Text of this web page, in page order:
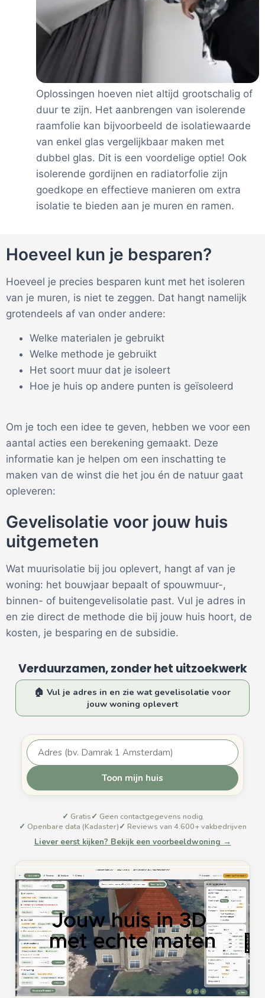
Oplossingen hoeven niet altijd grootschalig of
duur te zijn. Het aanbrengen van isolerende
raamfolie kan bijvoorbeeld de isolatiewaarde
van enkel glas vergelijkbaar maken met
dubbel glas. Dit is een voordelige optie! Ook
isolerende gordijnen en radiatorfolie zijn
goedkope en effectieve manieren om extra
isolatie te bieden aan je muren en ramen.
Hoeveel kun je besparen?
Hoeveel je precies besparen kunt met het isoleren
van je muren, is niet te zeggen. Dat hangt namelijk
grotendeels af van onder andere:
Welke materialen je gebruikt
Welke methode je gebruikt
Het soort muur dat je isoleert
Hoe je huis op andere punten is geïsoleerd
Om je toch een idee te geven, hebben we voor een
aantal acties een berekening gemaakt. Deze
informatie kan je helpen om een inschatting te
maken van de winst die het jou én de natuur gaat
opleveren:
Gevelisolatie voor jouw huis
uitgemeten
Wat muurisolatie bij jou oplevert, hangt af van je
woning: het bouwjaar bepaalt of spouwmuur-,
binnen- of buitengevelisolatie past. Vul je adres in
en zie direct de methode die bij jouw huis hoort, de
kosten, je besparing en de subsidie.